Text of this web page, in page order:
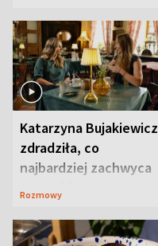
Katarzyna Bujakiewicz
zdradziła, co
najbardziej zachwyca
ją w Lublinie
Rozmowy